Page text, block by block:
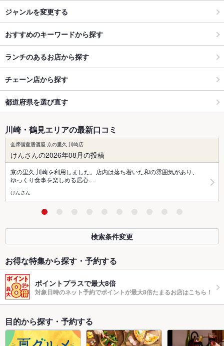
ジャンルを変更する
おすすめのキーワードから探す
ランチのあるお店から探す
チェーン店から探す
都道府県を選び直す
川崎・鶴見エリアの最新口コミ
全席個室居酒屋 京の里久 川崎店
けんさんの2026年08月の投稿
京の里久 川崎を利用しました。店内は落ち着いた和の雰囲気があり、
ゆっくり食事を楽しめる居心…
けんさん
検索条件変更
お得な特集から探す・予約する
ポイントプラスで最大8倍
対象日時のネット予約でポイントが最大8倍たまるお店はこちら！
目的から探す・予約する